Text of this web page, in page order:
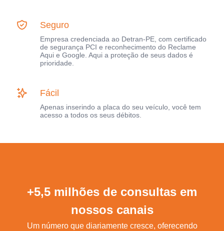
Seguro
Empresa credenciada ao Detran-PE, com certificado
de segurança PCI e reconhecimento do Reclame
Aqui e Google. Aqui a proteção de seus dados é
prioridade.
Fácil
Apenas inserindo a placa do seu veículo, você tem
acesso a todos os seus débitos.
+5,5 milhões de consultas em
nossos canais
Um número que diariamente cresce, oferecendo